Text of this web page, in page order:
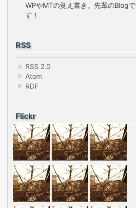
WPやMTの覚え書き。先輩のBlogで
す！
RSS
RSS 2.0
Atom
RDF
Flickr